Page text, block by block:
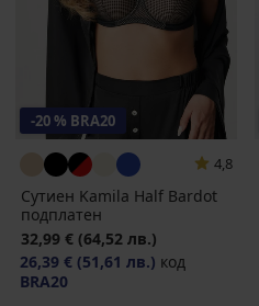
-20 % BRA20
4,8
Сутиен Kamila Half Bardot
подплатен
32,99 € (64,52 лв.)
26,39 € (51,61 лв.) код
BRA20